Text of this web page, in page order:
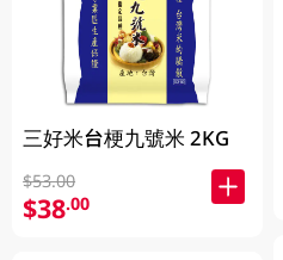
三好米台梗九號米 2KG
$53.00
$38.00